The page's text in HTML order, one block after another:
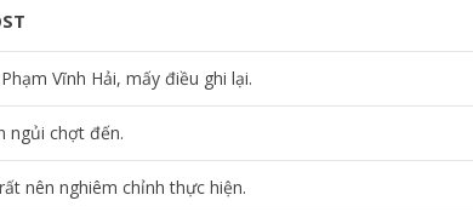
Vĩnh Hải, mấy điều ghi lại.
ngủi chợt đến.
nên nghiêm chỉnh thực hiện.